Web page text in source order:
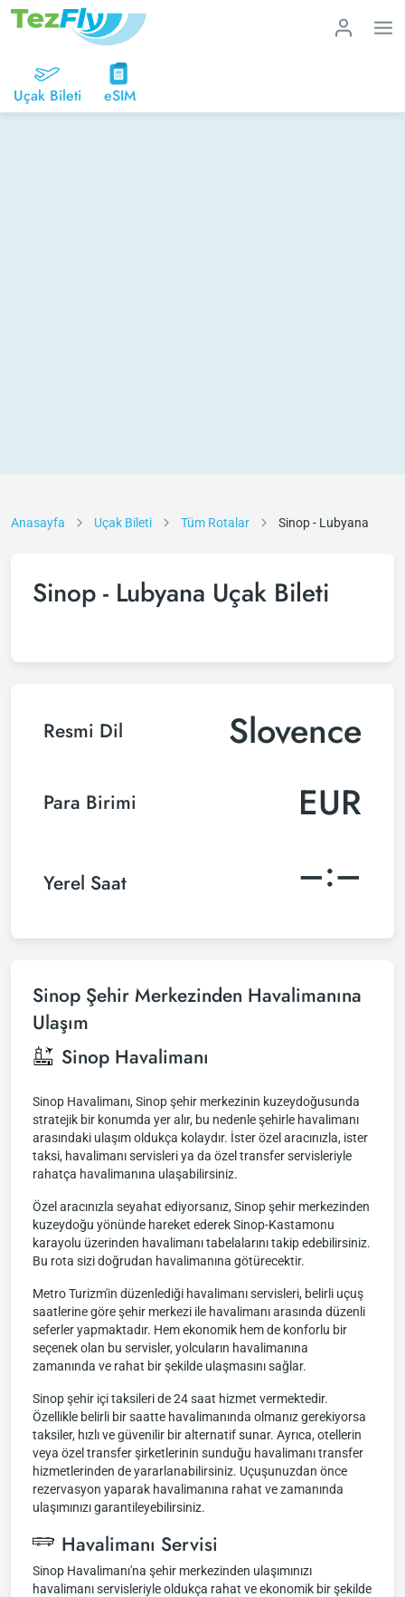
Uçak Bileti eSIM
Anasayfa Uçak Bileti Tüm Rotalar Sinop - Lubyana
Sinop - Lubyana Uçak Bileti
Resmi Dil Slovence
Para Birimi EUR
Yerel Saat –:–
Sinop Şehir Merkezinden Havalimanına
Ulaşım
Sinop Havalimanı
Sinop Havalimanı, Sinop şehir merkezinin kuzeydoğusunda
stratejik bir konumda yer alır, bu nedenle şehirle havalimanı
arasındaki ulaşım oldukça kolaydır. İster özel aracınızla, ister
taksi, havalimanı servisleri ya da özel transfer servisleriyle
rahatça havalimanına ulaşabilirsiniz.
Özel aracınızla seyahat ediyorsanız, Sinop şehir merkezinden
kuzeydoğu yönünde hareket ederek Sinop-Kastamonu
karayolu üzerinden havalimanı tabelalarını takip edebilirsiniz.
Bu rota sizi doğrudan havalimanına götürecektir.
Metro Turizm'in düzenlediği havalimanı servisleri, belirli uçuş
saatlerine göre şehir merkezi ile havalimanı arasında düzenli
seferler yapmaktadır. Hem ekonomik hem de konforlu bir
seçenek olan bu servisler, yolcuların havalimanına
zamanında ve rahat bir şekilde ulaşmasını sağlar.
Sinop şehir içi taksileri de 24 saat hizmet vermektedir.
Özellikle belirli bir saatte havalimanında olmanız gerekiyorsa
taksiler, hızlı ve güvenilir bir alternatif sunar. Ayrıca, otellerin
veya özel transfer şirketlerinin sunduğu havalimanı transfer
hizmetlerinden de yararlanabilirsiniz. Uçuşunuzdan önce
rezervasyon yaparak havalimanına rahat ve zamanında
ulaşımınızı garantileyebilirsiniz.
Havalimanı Servisi
Sinop Havalimanı'na şehir merkezinden ulaşımınızı
havalimanı servisleriyle oldukça rahat ve ekonomik bir şekilde